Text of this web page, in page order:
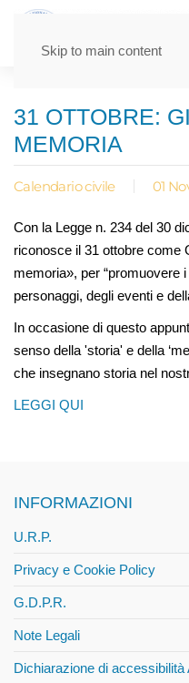
Skip to main content
31 OTTOBRE:
MEMORIA
Calendario civile 01
Con la Legge n. 234 del 30
riconosce il 31 ottobre come
memoria», per “promuovere
personaggi, degli eventi e
In occasione di questo
senso della 'storia' e della
che insegnano storia nel
LEGGI QUI
INFORMAZIONI
U.R.P.
Privacy e Cookie Policy
G.D.P.R.
Note Legali
Dichiarazione di accessibilità